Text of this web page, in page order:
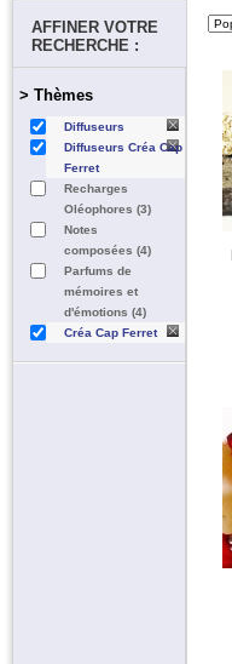
AFFINER VOTRE
RECHERCHE :
> Thèmes
Diffuseurs
Diffuseurs Créa Cap
Ferret
Recharges
Oléophores (3)
Notes
composées (4)
Parfums de
mémoires et
d'émotions (4)
Créa Cap Ferret